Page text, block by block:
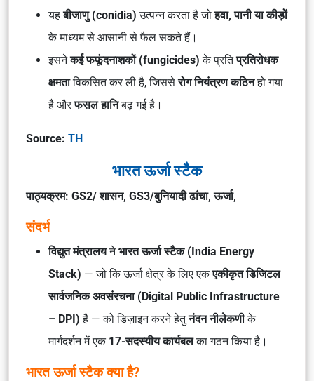
यहबीजाणु (conidia) उत्पन्न करता है जोहवा, पानी या कीड़ों
के माध्यम से आसानी से फैल सकते हैं।
इसनेकई फफूंदनाशकों (fungicides) के प्रतिप्रतिरोधक
क्षमताविकसित कर ली है, जिससेरोग नियंत्रण कठिनहो गया
है औरफसल हानिबढ़ गई है।
Source: TH
भारत ऊर्जा स्टैक
पाठ्यक्रम: GS2/ शासन, GS3/बुनियादी ढांचा, ऊर्जा,
संदर्भ
विद्युत मंत्रालयनेभारत ऊर्जा स्टैक (India Energy
Stack) — जो कि ऊर्जा क्षेत्र के लिए एकएकीकृत डिजिटल
सार्वजनिक अवसंरचना (Digital Public Infrastructure
– DPI) है — को डिज़ाइन करने हेतुनंदन नीलेकणीके
मार्गदर्शन में एक 17-सदस्यीय कार्यबलका गठन किया है।
भारत ऊर्जा स्टैक क्या है?